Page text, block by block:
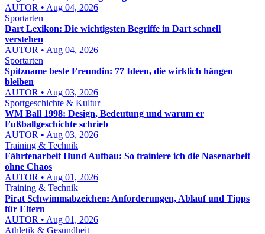
AUTOR • Aug 04, 2026
Sportarten
Dart Lexikon: Die wichtigsten Begriffe in Dart schnell
verstehen
AUTOR • Aug 04, 2026
Sportarten
Spitzname beste Freundin: 77 Ideen, die wirklich hängen
bleiben
AUTOR • Aug 03, 2026
Sportgeschichte & Kultur
WM Ball 1998: Design, Bedeutung und warum er
Fußballgeschichte schrieb
AUTOR • Aug 03, 2026
Training & Technik
Fährtenarbeit Hund Aufbau: So trainiere ich die Nasenarbeit
ohne Chaos
AUTOR • Aug 01, 2026
Training & Technik
Pirat Schwimmabzeichen: Anforderungen, Ablauf und Tipps
für Eltern
AUTOR • Aug 01, 2026
Athletik & Gesundheit